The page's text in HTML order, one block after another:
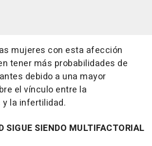
mujeres con esta afección
tener más probabilidades de
debido a una mayor
el vínculo entre la
la infertilidad.
SIGUE SIENDO MULTIFACTORIAL